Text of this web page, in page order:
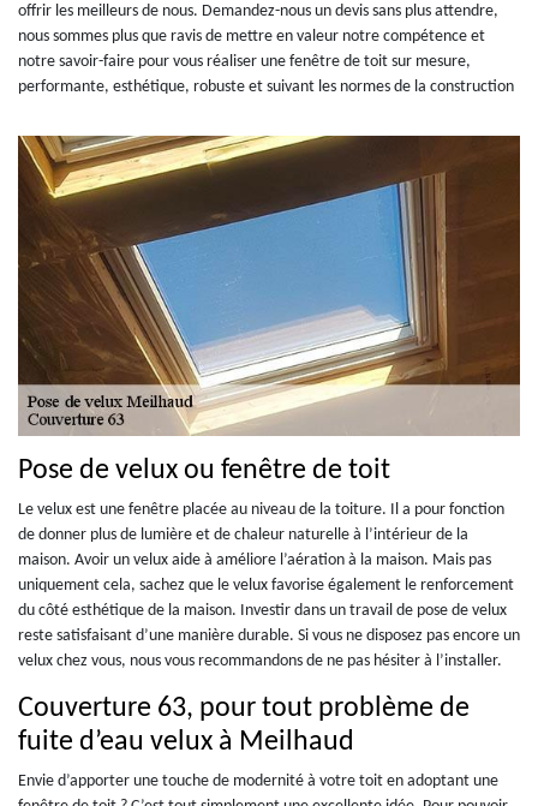
offrir les meilleurs de nous. Demandez-nous un devis sans plus attendre,
nous sommes plus que ravis de mettre en valeur notre compétence et
notre savoir-faire pour vous réaliser une fenêtre de toit sur mesure,
performante, esthétique, robuste et suivant les normes de la construction
Pose de velux ou fenêtre de toit
Le velux est une fenêtre placée au niveau de la toiture. Il a pour fonction
de donner plus de lumière et de chaleur naturelle à l’intérieur de la
maison. Avoir un velux aide à améliore l’aération à la maison. Mais pas
uniquement cela, sachez que le velux favorise également le renforcement
du côté esthétique de la maison. Investir dans un travail de pose de velux
reste satisfaisant d’une manière durable. Si vous ne disposez pas encore un
velux chez vous, nous vous recommandons de ne pas hésiter à l’installer.
Couverture 63, pour tout problème de
fuite d’eau velux à Meilhaud
Envie d’apporter une touche de modernité à votre toit en adoptant une